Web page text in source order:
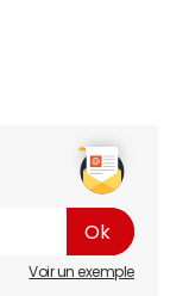
Voir un exemple